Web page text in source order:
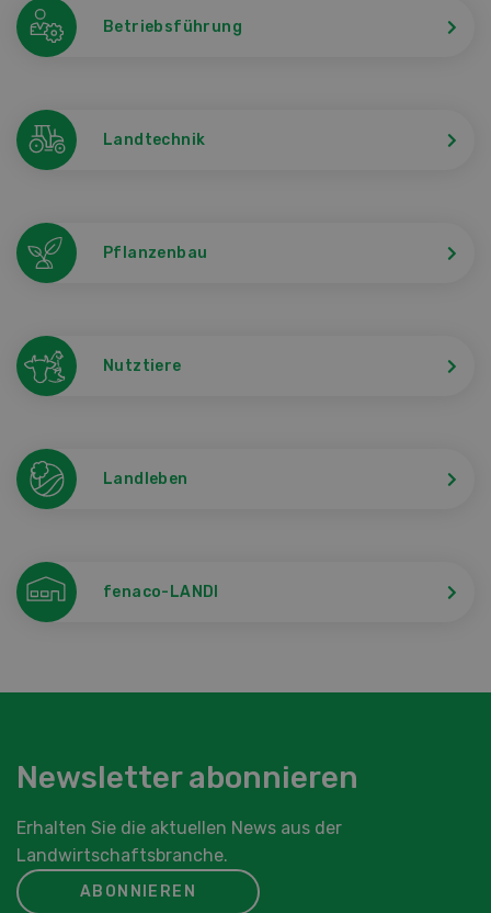
Betriebsführung
Landtechnik
Pflanzenbau
Nutztiere
Landleben
fenaco-LANDI
Newsletter abonnieren
Erhalten Sie die aktuellen News aus der
Landwirtschaftsbranche.
ABONNIEREN